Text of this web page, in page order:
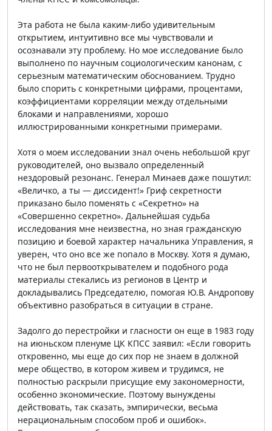
Эта работа не была каким-либо удивительным
открытием, интуитивно все мы чувствовали и
осознавали эту проблему. Но мое исследование было
выполнено по научным социологическим канонам, с
серьезным математическим обоснованием. Трудно
было спорить с конкретными цифрами, процентами,
коэффициентами корреляции между отдельными
блоками и направлениями, хорошо
иллюстрированными конкретными примерами.
Хотя о моем исследовании знал очень небольшой круг
руководителей, оно вызвало определенный
нездоровый резонанс. Генерал Минаев даже пошутил:
«Величко, а ты — диссидент!» Гриф секретности
приказано было поменять с «Секретно» на
«Совершенно секретно». Дальнейшая судьба
исследования мне неизвестна, но зная гражданскую
позицию и боевой характер начальника Управления, я
уверен, что оно все же попало в Москву. Хотя я думаю,
что не был первооткрывателем и подобного рода
материалы стекались из регионов в Центр и
докладывались Председателю, помогая Ю.В. Андропову
объективно разобраться в ситуации в стране.
Задолго до перестройки и гласности он еще в 1983 году
на июньском пленуме ЦК КПСС заявил: «Если говорить
откровенно, мы еще до сих пор не знаем в должной
мере общество, в котором живем и трудимся, не
полностью раскрыли присущие ему закономерности,
особенно экономические. Поэтому вынуждены
действовать, так сказать, эмпирически, весьма
нерациональным способом проб и ошибок».